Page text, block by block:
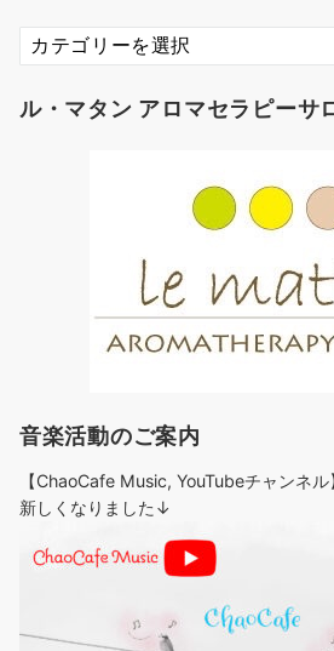
カ
テ
リ
ル・マタン アロマセラピーサ
音楽活動のご案内
【ChaoCafe Music, YouTubeチャンネル
新しくなりました↓